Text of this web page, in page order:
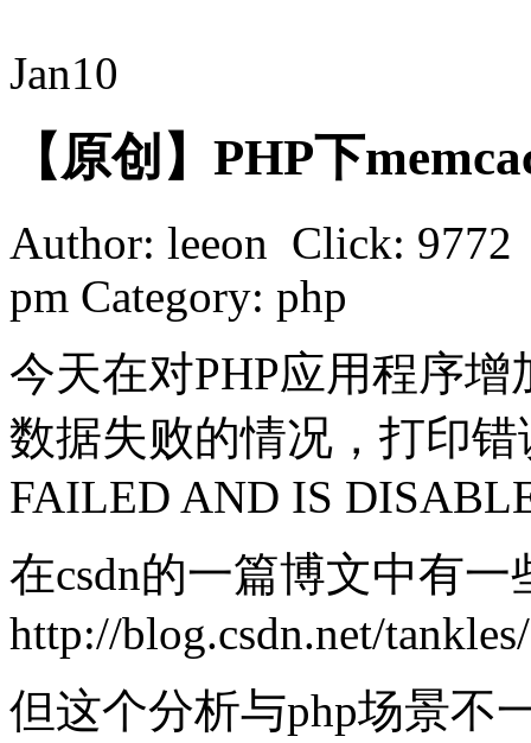
Jan10
【原创】PHP下
Author: leeon Click: 9772
pm Category: php
今天在对PHP应用程序
数据失败的情况，打印错
FAILED AND IS
在csdn的一篇博文中有一
http://blog.csdn.net/
但这个分析与php场景不